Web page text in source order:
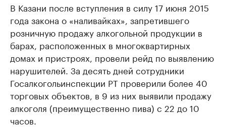
В Казани после вступления в силу 17 июня 2015
года закона о «наливайках», запретившего
розничную продажу алкогольной продукции в
барах, расположенных в многоквартирных
домах и пристроях, провели рейд по выявлению
нарушителей. За десять дней сотрудники
Госалкогольинспекции РТ проверили более 40
торговых объектов, в 9 из них выявили продажу
алкоголя (преимущественно пива) с 22 до 10
часов.